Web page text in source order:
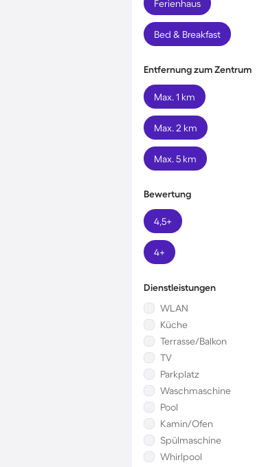
Ferienhaus
Bed & Breakfast
Entfernung zum Zentrum
Max. 1 km
Max. 2 km
Max. 5 km
Bewertung
4,5+
4+
Dienstleistungen
WLAN
Küche
Terrasse/Balkon
TV
Parkplatz
Waschmaschine
Pool
Kamin/Ofen
Spülmaschine
Whirlpool